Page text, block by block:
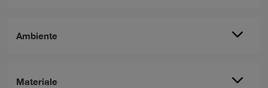
Ambiente
Materiale